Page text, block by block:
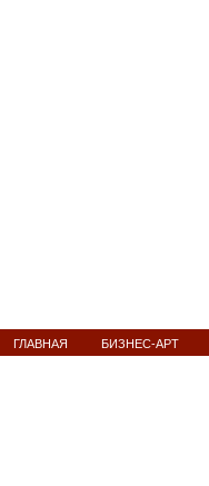
ГЛАВНАЯ БИЗНЕС-АРТ